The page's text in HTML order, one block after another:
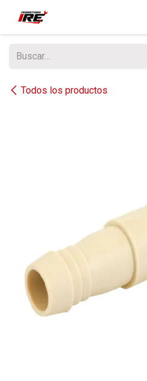
Todos los productos